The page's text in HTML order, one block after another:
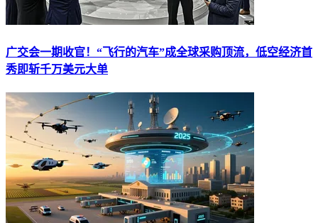
广交会一期收官！“飞行的汽车”成全球采购顶流，低空经济首
秀即斩千万美元大单